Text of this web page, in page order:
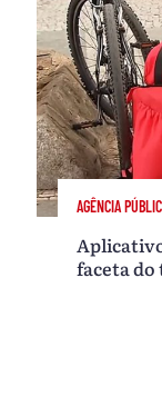
AGÊNCIA
faceta